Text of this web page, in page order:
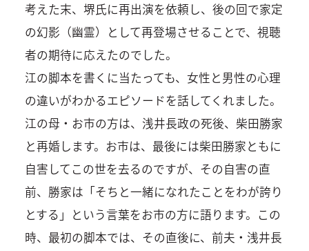
考えた末、堺氏に再出演を依頼し、後の回で家定
の幻影（幽霊）として再登場させることで、視聴
者の期待に応えたのでした。
江の脚本を書くに当たっても、女性と男性の心理
の違いがわかるエピソードを話してくれました。
江の母・お市の方は、浅井長政の死後、柴田勝家
と再婚します。お市は、最後には柴田勝家ともに
自害してこの世を去るのですが、その自害の直
前、勝家は「そちと一緒になれたことをわが誇り
とする」という言葉をお市の方に語ります。この
時、最初の脚本では、その直後に、前夫・浅井長